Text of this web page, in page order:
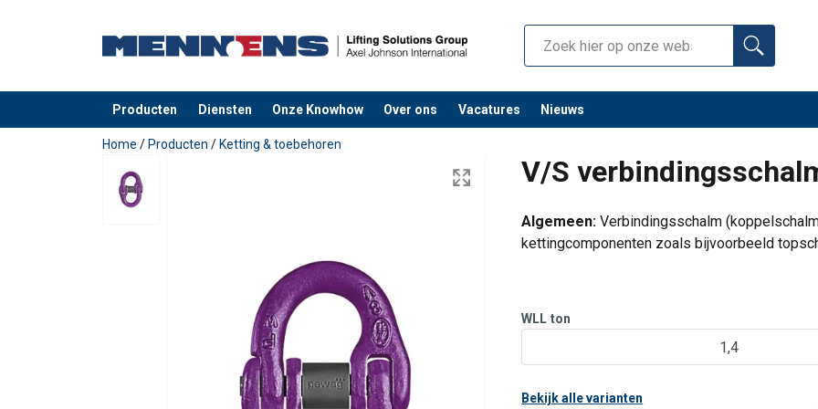
Producten Diensten Onze Knowhow Over ons Vacatures Nieuws
toegevoegd aan uw offerte
Home / Producten / Ketting & toebehoren
V/S
Algemeen:Verbindingsschalm
kettingcomponenten zoals bijvoorbeeld
WLL ton
1,4
Bekijk alle varianten